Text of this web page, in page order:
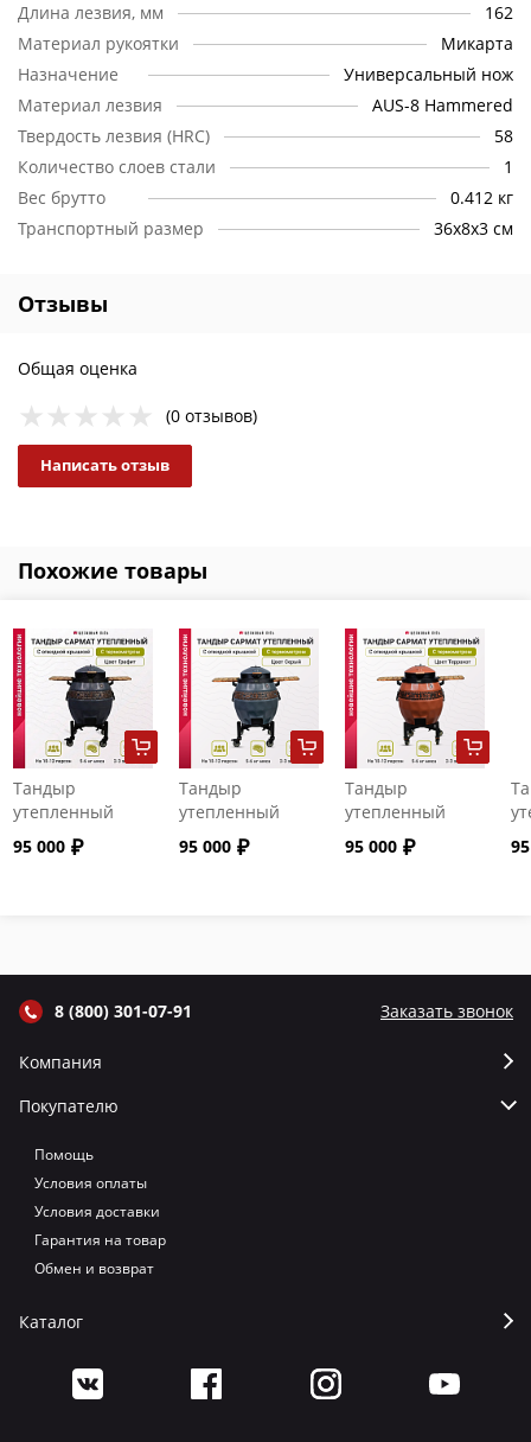
Длина лезвия, мм
162
Материал рукоятки
Микарта
Назначение
Универсальный нож
Материал лезвия
AUS-8 Hammered
Твердость лезвия (HRC)
58
Количество слоев стали
1
Вес брутто
0.412 кг
Транспортный размер
36х8х3 см
Отзывы
Общая оценка
(0 отзывов)
Написать отзыв
Похожие товары
Тандыр
утепленный
"Сармат" с
откидной
95 000
Тандыр
утепленный
"Сармат" с
откидной
95 000
Тандыр
утепленный
"Сармат" с
откидной
95 000
8 (800) 301-07-91 Заказать звонок
Компания
Покупателю
Помощь
Условия оплаты
Условия доставки
Гарантия на товар
Обмен и возврат
Каталог